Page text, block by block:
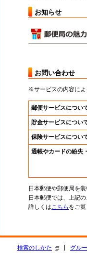
お知らせ
お問い合わせ
※サービスの内容によ
郵便サービスについ
貯金サービスについ
保険サービスについ
通帳やカードの紛失
日本郵便や郵便局を
日本郵便では、上記
詳しくはこちら をご覧
検索のしかた グル